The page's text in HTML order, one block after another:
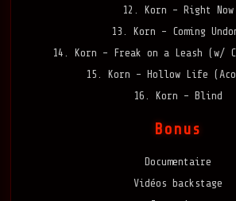
12. Korn – Right Now
13. Korn – Coming
14. Korn – Freak on a Leash (w/
15. Korn – Hollow Life
16. Korn – Blind
Bonus
Documentaire
Vidéos backstage